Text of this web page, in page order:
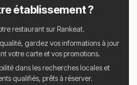
établissement ?
restaurant sur Rankeat.
gardez vos informations à jour
votre carte et vos promotions.
dans les recherches locales et
qualifiés, prêts à réserver.